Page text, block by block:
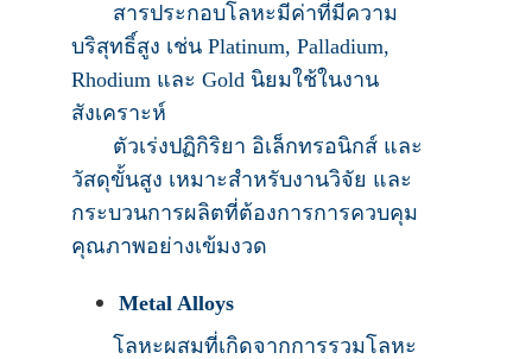
สารประกอบโลหะมีค่าที่มีความ
บริสุทธิ์สูง เช่น Platinum, Palladium,
Rhodium และ Gold นิยมใช้ในงาน
สังเคราะห์
ตัวเร่งปฏิกิริยา อิเล็กทรอนิกส์ และ
วัสดุขั้นสูง เหมาะสำหรับงานวิจัย และ
กระบวนการผลิตที่ต้องการการควบคุม
คุณภาพอย่างเข้มงวด
Metal Alloys
โลหะผสมที่เกิดจากการรวมโลหะ